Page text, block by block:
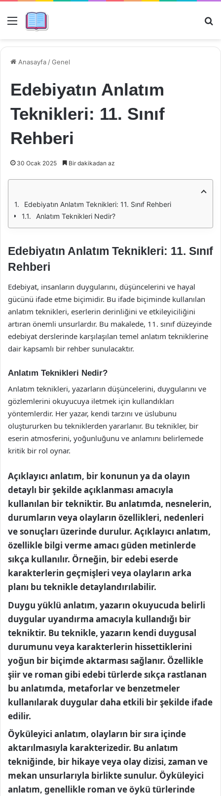
Menü
Anasayfa /Genel
Edebiyatın Anlatım
Teknikleri: 11. Sınıf
Rehberi
30 Ocak 2025 Bir dakikadan az
Edebiyatın Anlatım Teknikleri: 11. Sınıf Rehberi
Anlatım Teknikleri Nedir?
Edebiyatın Anlatım Teknikleri: 11. Sınıf
Rehberi
Edebiyat, insanların duygularını, düşüncelerini ve hayal
gücünü ifade etme biçimidir. Bu ifade biçiminde kullanılan
anlatım teknikleri, eserlerin derinliğini ve etkileyiciliğini
artıran önemli unsurlardır. Bu makalede, 11. sınıf düzeyinde
edebiyat derslerinde karşılaşılan temel anlatım tekniklerine
dair kapsamlı bir rehber sunulacaktır.
Anlatım Teknikleri Nedir?
Anlatım teknikleri, yazarların düşüncelerini, duygularını ve
gözlemlerini okuyucuya iletmek için kullandıkları
yöntemlerdir. Her yazar, kendi tarzını ve üslubunu
oluştururken bu tekniklerden yararlanır. Bu teknikler, bir
eserin atmosferini, yoğunluğunu ve anlamını belirlemede
kritik bir rol oynar.
Açıklayıcı anlatım, bir konunun ya da olayın
detaylı bir şekilde açıklanması amacıyla
kullanılan bir tekniktir. Bu anlatımda, nesnelerin,
durumların veya olayların özellikleri, nedenleri
ve sonuçları üzerinde durulur. Açıklayıcı anlatım,
özellikle bilgi verme amacı güden metinlerde
sıkça kullanılır. Örneğin, bir edebi eserde
karakterlerin geçmişleri veya olayların arka
planı bu teknikle detaylandırılabilir.
Duygu yüklü anlatım, yazarın okuyucuda belirli
duygular uyandırma amacıyla kullandığı bir
tekniktir. Bu teknikle, yazarın kendi duygusal
durumunu veya karakterlerin hissettiklerini
yoğun bir biçimde aktarması sağlanır. Özellikle
şiir ve roman gibi edebi türlerde sıkça rastlanan
bu anlatımda, metaforlar ve benzetmeler
kullanılarak duygular daha etkili bir şekilde ifade
edilir.
Öyküleyici anlatım, olayların bir sıra içinde
aktarılmasıyla karakterizedir. Bu anlatım
tekniğinde, bir hikaye veya olay dizisi, zaman ve
mekan unsurlarıyla birlikte sunulur. Öyküleyici
anlatım, genellikle roman ve öykü türlerinde